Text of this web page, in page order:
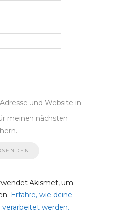
und Website in
meinen nächsten
Akismet, um
Erfahre, wie deine
werden.